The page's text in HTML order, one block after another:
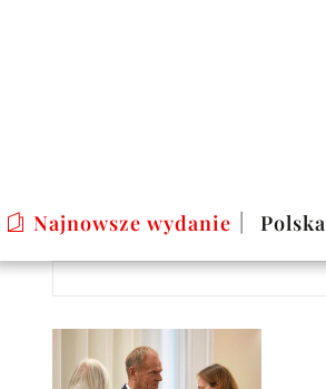
Najnowsze wydanie Polska